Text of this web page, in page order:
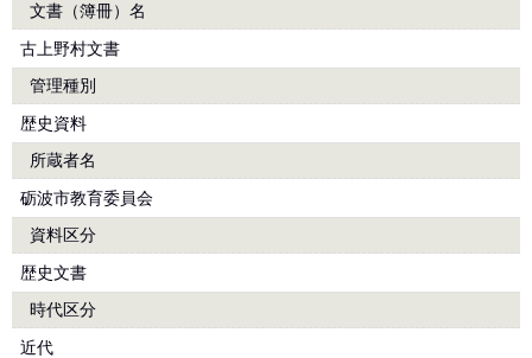
文書（簿冊）名
古上野村文書
管理種別
歴史資料
所蔵者名
砺波市教育委員会
資料区分
歴史文書
時代区分
近代